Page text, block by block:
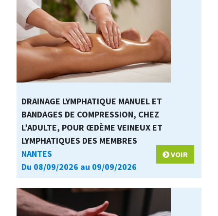
DRAINAGE LYMPHATIQUE MANUEL ET
BANDAGES DE COMPRESSION, CHEZ
L’ADULTE, POUR ŒDÈME VEINEUX ET
LYMPHATIQUES DES MEMBRES
NANTES
Du 08/09/2026 au 09/09/2026
VOIR